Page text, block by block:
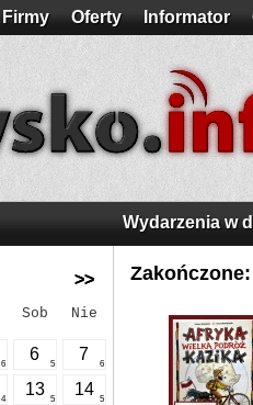
Firmy Oferty Informator
>>
Sob Nie
6
6
5
7
6
4
13
5
14
5
Wydarzenia w
Zakończone: